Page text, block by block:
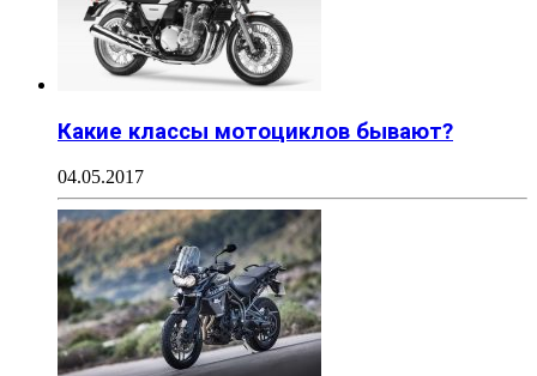
Какие классы мотоциклов бывают?
04.05.2017